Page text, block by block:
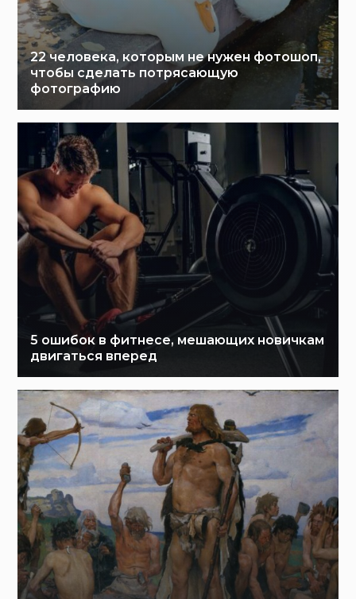
22 человека, которым не нужен фотошоп,
чтобы сделать потрясающую
фотографию
5 ошибок в фитнесе, мешающих новичкам
двигаться вперед